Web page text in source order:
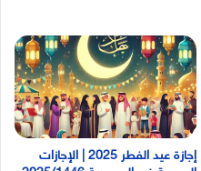
إجازة عيد الفطر 2025 | الإجازات